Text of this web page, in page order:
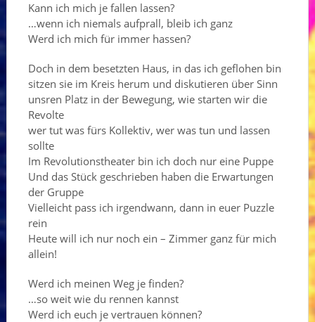
Kann ich mich je fallen lassen?
…wenn ich niemals aufprall, bleib ich ganz
Werd ich mich für immer hassen?
Doch in dem besetzten Haus, in das ich geflohen bin
sitzen sie im Kreis herum und diskutieren über Sinn
unsren Platz in der Bewegung, wie starten wir die
Revolte
wer tut was fürs Kollektiv, wer was tun und lassen
sollte
Im Revolutionstheater bin ich doch nur eine Puppe
Und das Stück geschrieben haben die Erwartungen
der Gruppe
Vielleicht pass ich irgendwann, dann in euer Puzzle
rein
Heute will ich nur noch ein – Zimmer ganz für mich
allein!
Werd ich meinen Weg je finden?
…so weit wie du rennen kannst
Werd ich euch je vertrauen können?